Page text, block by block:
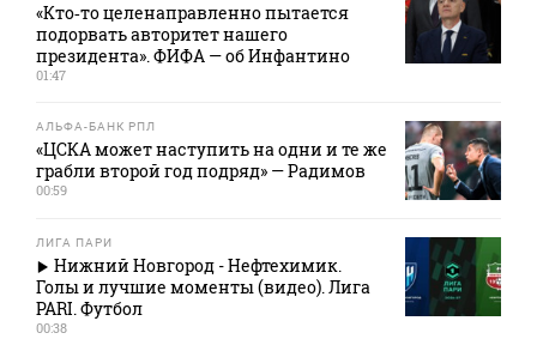
«Кто‑то целенаправленно пытается
подорвать авторитет нашего
президента». ФИФА — об Инфантино
01:47
АЛЬФА-БАНК РПЛ
«ЦСКА может наступить на одни и те же
грабли второй год подряд» — Радимов
00:59
ЛИГА ПАРИ
Нижний Новгород - Нефтехимик.
Голы и лучшие моменты (видео). Лига
PARI. Футбол
00:38